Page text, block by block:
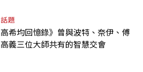
話題
高希均回憶錄》曾與波特、奈伊、傅
高義三位大師共有的智慧交會